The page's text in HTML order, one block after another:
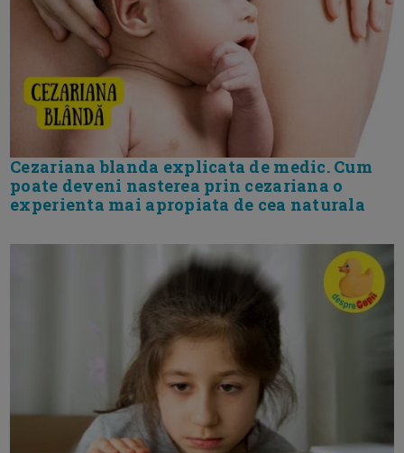
Cezariana blanda explicata de medic. Cum
poate deveni nasterea prin cezariana o
experienta mai apropiata de cea naturala